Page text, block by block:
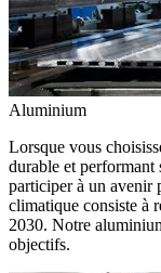
Aluminium
Lorsque vous
durable et performant
participer à un avenir
climatique consiste à
2030. Notre
objectifs.